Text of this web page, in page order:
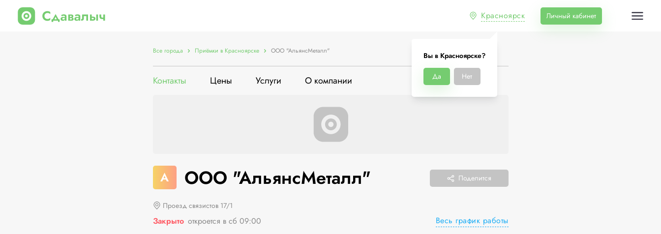
Красноярск
Вы в Красноярске?
Да Нет
Личный кабинет
Все города Приёмки в Красноярске ООО "АльянсМеталл"
Контакты Цены Услуги О компании
А ООО "АльянсМеталл" Поделится
Проезд связистов 17/1
Закрыто откроется в сб 09:00 Весь график работы